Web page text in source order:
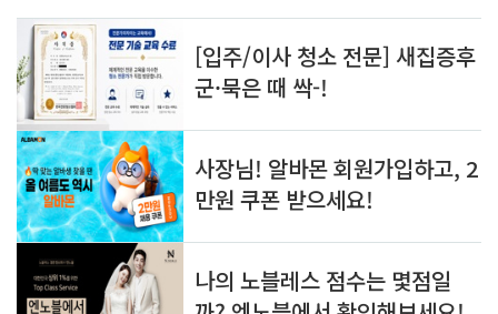
우측 방향으로는 새로운 소비 이념을 실현한
(?) 편집숍에서 모자, 양말, 의류, 화장품 등을
판매하고 있습니다. 조금 더 안쪽으로 들어가
보면 지적 소양을 나눌 수 있는 서점이 있습
니다. 이곳에서는 평소 쉽게 접할 수 없던 한
정판 도서와 다양한 클래스를 통해서 세상에
대한 새로운 안목을 키우고, 여유롭게 ..
인기포스트
ABOUT
ME
알
아
두
면
쓸
LINK
ADMIN
admin
글
쓰
기